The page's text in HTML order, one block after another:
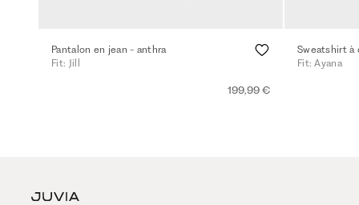
Pantalon en jean - anthra
Fit: Jill
199,99 €
Sweatshirt à
Fit: Ayana